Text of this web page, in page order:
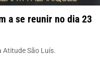
a se reunir no dia 23
Atitude São Luís.